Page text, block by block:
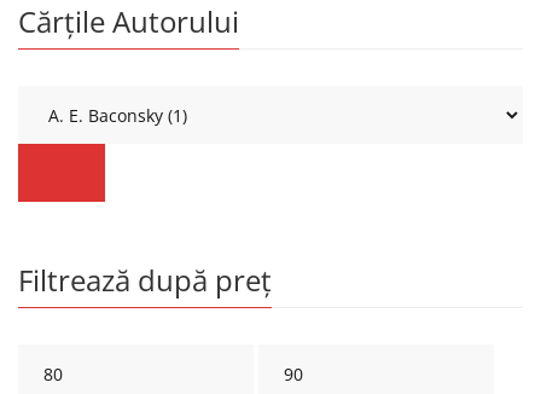
Cărțile Autorului
Filtrează după preț